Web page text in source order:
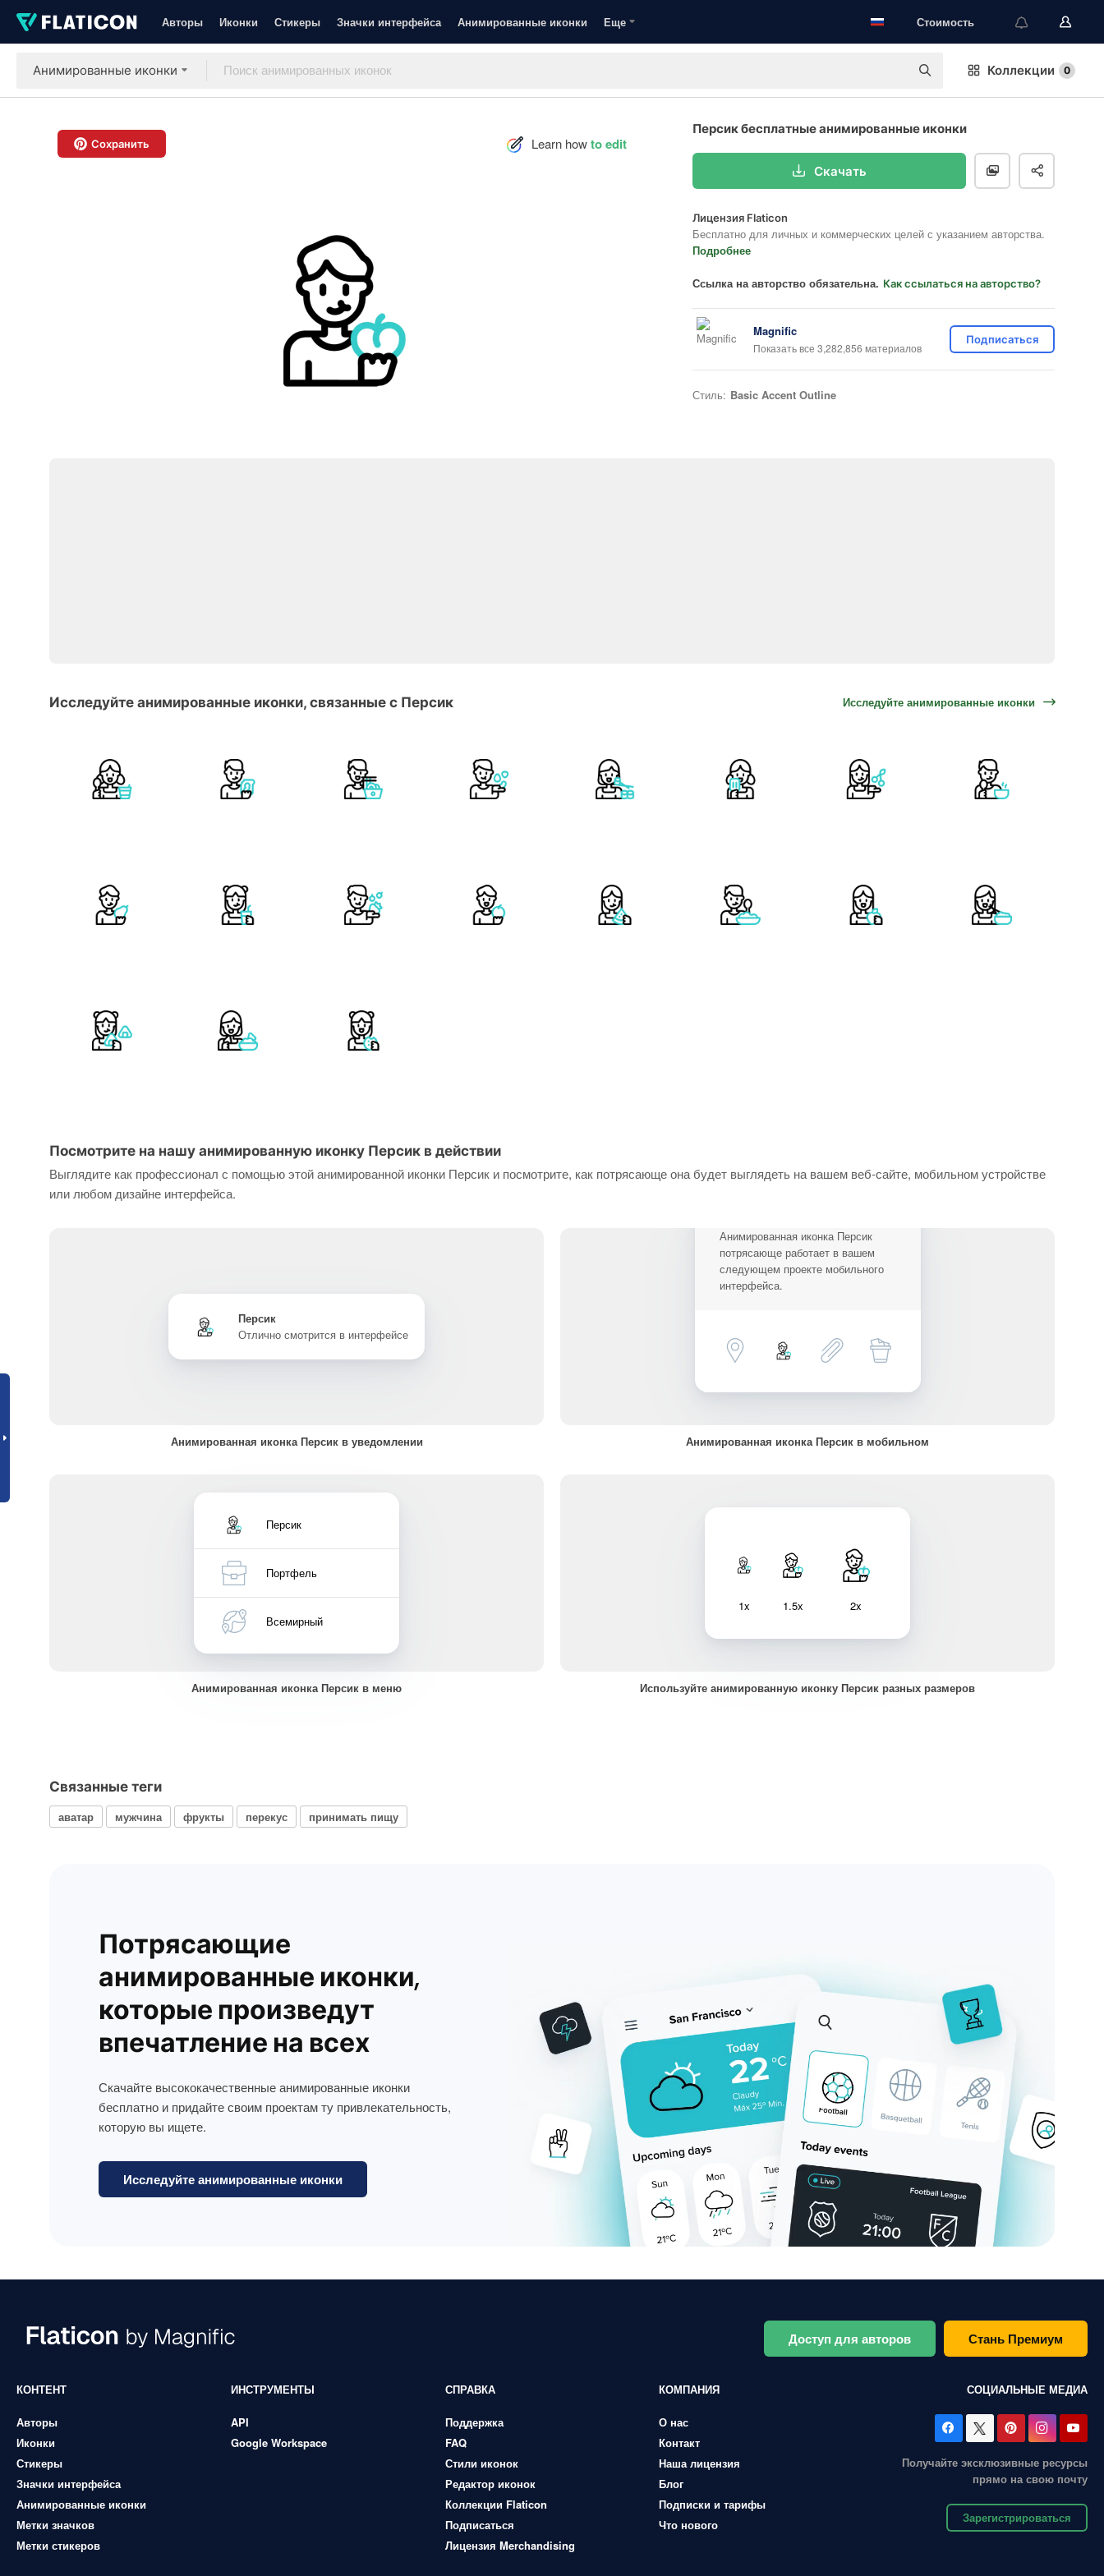
Авторы Иконки Стикеры Значки интерфейса Анимированные иконки Еще Стоимость
Анимированные иконки Коллекции 0
Сохранить Learn howto edit
Персик бесплатные анимированные иконки
Скачать
Лицензия Flaticon
Бесплатно для личных и коммерческих целей с указанием авторства.
Подробнее
Ссылка на авторство обязательна. Как ссылаться на авторство?
Magnific
Показать все 3,282,856 материалов
Подписаться
Стиль: Basic Accent Outline
Исследуйте анимированные иконки, связанные с Персик Исследуйте анимированные иконки
Посмотрите на нашу анимированную иконку Персик в действии
Выглядите как профессионал с помощью этой анимированной иконки Персик и посмотрите, как потрясающе она будет выглядеть на вашем веб-сайте, мобильном устройстве
или любом дизайне интерфейса.
Персик
Отлично смотрится в интерфейсе
Анимированная иконка Персик в уведомлении
Анимированная иконка Персик
потрясающе работает в вашем
следующем проекте мобильного
интерфейса.
Анимированная иконка Персик в мобильном
Персик
Портфель
Всемирный
Анимированная иконка Персик в меню
1x 1.5x 2x
Используйте анимированную иконку Персик разных размеров
Связанные теги
аватар мужчина фрукты перекус принимать пищу
Потрясающие
анимированные иконки,
которые произведут
впечатление на всех
Скачайте высококачественные анимированные иконки
бесплатно и придайте своим проектам ту привлекательность,
которую вы ищете.
Исследуйте анимированные иконки
Доступ для авторов Стань Премиум
КОНТЕНТ
Авторы
Иконки
Стикеры
Значки интерфейса
Анимированные иконки
Метки значков
Метки стикеров
ИНСТРУМЕНТЫ
API
Google Workspace
СПРАВКА
Поддержка
FAQ
Стили иконок
Редактор иконок
Коллекции Flaticon
Подписаться
Лицензия Merchandising
КОМПАНИЯ
О нас
Контакт
Наша лицензия
Блог
Подписки и тарифы
Что нового
СОЦИАЛЬНЫЕ МЕДИА
Получайте эксклюзивные ресурсы
прямо на свою почту
Зарегистрироваться